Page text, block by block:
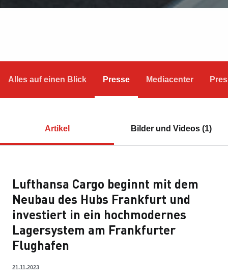
Alles auf einen Blick Presse Mediacenter
Artikel Bilder und Videos (1)
Lufthansa Cargo beginnt mit dem
Neubau des Hubs Frankfurt und
investiert in ein hochmodernes
Lagersystem am Frankfurter
Flughafen
21.11.2023